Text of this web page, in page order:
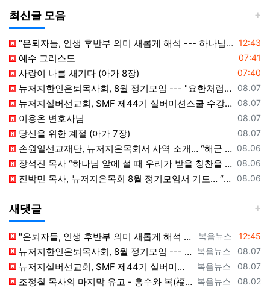
최신글 모음
등록일
12:43
"은퇴자들, 인생 후반부 의미 새롭게 해석 --- 하나님(복음+선교) 길에 나서자"
등록일
07:41
예수 그리스도
등록일
07:40
사랑이 나를 새기다 (아가 8장)
등록일
08.07
뉴저지한인은퇴목사회, 8월 정기모임 --- "요한처럼 예수님만 높이며 살자"
등록일
08.07
뉴저지실버선교회, SMF 제44기 실버미션스쿨 수강생 모집
등록일
08.07
이용온 변호사님
등록일
08.07
당신을 위한 계절 (아가 7장)
등록일
08.06
손원일선교재단, 뉴저지은목회서 사역 소개… “해군 함정마다 예배 공동체 세우는 일에 기도와 협력을”
등록일
08.06
장석진 목사 “하나님 앞에 설 때 우리가 받을 칭찬을 생각하라”
등록일
08.06
진박민 목사, 뉴저지은목회 8월 정기모임서 기도… “은목회 모든 순서 위에 하나님의 영광 나타나게 하소서”
새댓글
등록자
복음뉴스 등록일
12:45
"은퇴자들, 인생 후반부 의미 새롭게 해석 --- 하나님(복음+선교)길에 나서자" [2026년 8월 8일 토요일 자 뉴욕일보 기사] ==> ht…
등록자
복음뉴스 등록일
08.07
뉴저지한인은퇴목사회, 8월 정기모임 --- "요한처럼 예수님만 높이며 살자" [2026년 8월 7일 금요일 자 뉴욕일보 기사] ==> https…
등록자
복음뉴스 등록일
08.07
뉴저지실버선교회, SMF 제44기 실버미션스쿨 수강생 모집 [2026년 8월 7일 금요일 자 뉴욕일보 기사] ==> https://www.bog…
등록자
복음뉴스 등록일
08.02
조정칠 목사의 마지막 유고 - 홍수와 복(福) 자(字) [2026년 8월 1일 토요일 자 뉴욕일보 기사] ==> https://www.bogeu…